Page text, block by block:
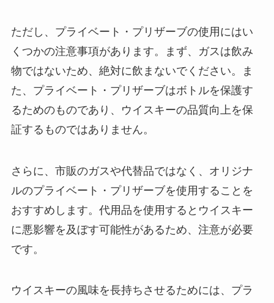
ただし、プライベート・プリザーブの使用にはい
くつかの注意事項があります。まず、ガスは飲み
物ではないため、絶対に飲まないでください。ま
た、プライベート・プリザーブはボトルを保護す
るためのものであり、ウイスキーの品質向上を保
証するものではありません。
さらに、市販のガスや代替品ではなく、オリジナ
ルのプライベート・プリザーブを使用することを
おすすめします。代用品を使用するとウイスキー
に悪影響を及ぼす可能性があるため、注意が必要
です。
ウイスキーの風味を長持ちさせるためには、プラ